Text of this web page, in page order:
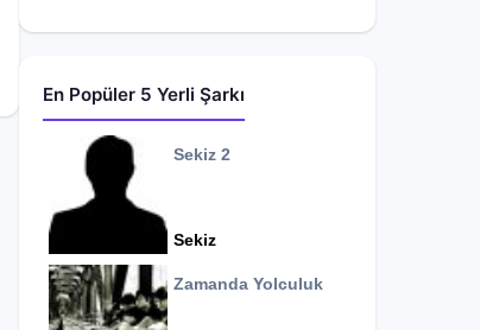
En Popüler 5 Yerli Şarkı
Sekiz 2
Sekiz
Zamanda Yolculuk